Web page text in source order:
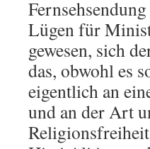
Lügen für
gewesen, sich
das, obwohl es
eigentlich an
und an der Art